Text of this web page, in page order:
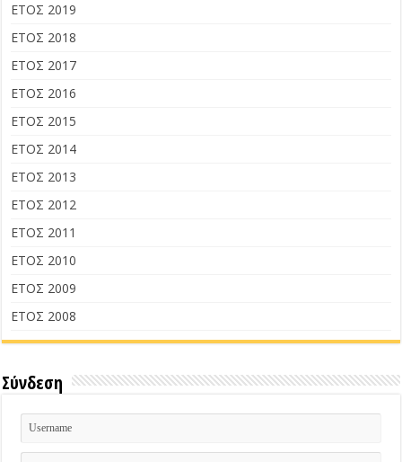
ΕΤΟΣ 2019
ΕΤΟΣ 2018
ΕΤΟΣ 2017
ΕΤΟΣ 2016
ΕΤΟΣ 2015
ΕΤΟΣ 2014
ΕΤΟΣ 2013
ΕΤΟΣ 2012
ΕΤΟΣ 2011
ΕΤΟΣ 2010
ΕΤΟΣ 2009
ΕΤΟΣ 2008
Σύνδεση